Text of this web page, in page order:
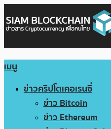
เมนู
ข่าวคริปโตเคอเรนซี่
ข่าว Bitcoin
ข่าว Ethereum